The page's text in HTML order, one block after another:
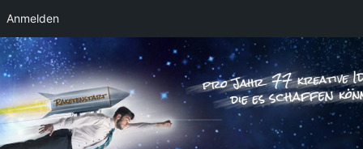
Anmelden
RAKETENSTART
Pro Jahr 77 kreative Ideen, die es schaffen